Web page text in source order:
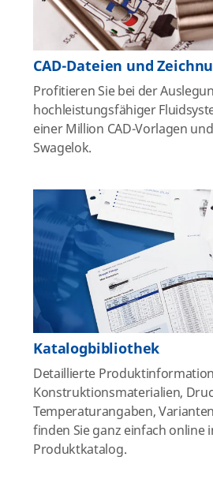
CAD-Dateien und
Profitieren Sie bei der
hochleistungsfähiger
einer Million CAD-Vorlagen
Swagelok.
Katalogbibliothek
Detaillierte
Konstruktionsmaterialien,
Temperaturangaben,
finden Sie ganz einfach online
Produktkatalog.